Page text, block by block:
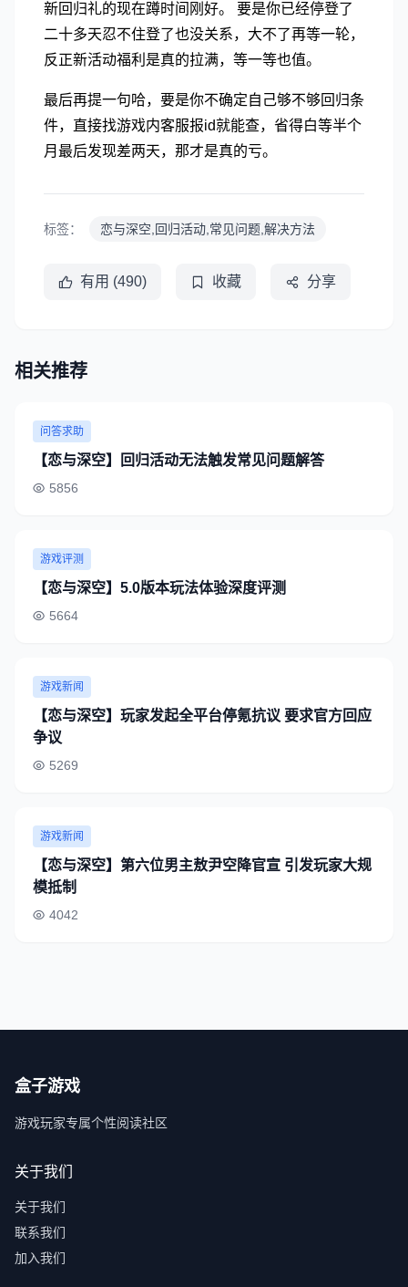
新回归礼的现在蹲时间刚好。 要是你已经停登了
二十多天忍不住登了也没关系，大不了再等一轮，
反正新活动福利是真的拉满，等一等也值。
最后再提一句哈，要是你不确定自己够不够回归条
件，直接找游戏内客服报id就能查，省得白等半个
月最后发现差两天，那才是真的亏。
标签： 恋与深空,回归活动,常见问题,解决方法
有用 (490) 收藏 分享
相关推荐
问答求助
【恋与深空】回归活动无法触发常见问题解答
5856
游戏评测
【恋与深空】5.0版本玩法体验深度评测
5664
游戏新闻
【恋与深空】玩家发起全平台停氪抗议 要求官方回应
争议
5269
游戏新闻
【恋与深空】第六位男主敖尹空降官宣 引发玩家大规
模抵制
4042
盒子游戏
游戏玩家专属个性阅读社区
关于我们
关于我们
联系我们
加入我们